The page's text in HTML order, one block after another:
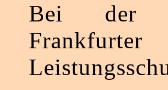
Bei der
Frankfurter